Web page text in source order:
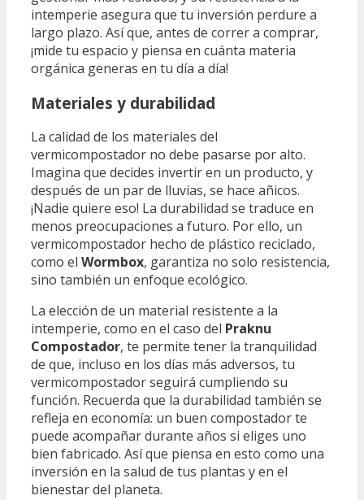
intemperie asegura que tu inversión perdure a
largo plazo. Así que, antes de correr a comprar,
¡mide tu espacio y piensa en cuánta materia
orgánica generas en tu día a día!
Materiales y durabilidad
La calidad de los materiales del
vermicompostador no debe pasarse por alto.
Imagina que decides invertir en un producto, y
después de un par de lluvias, se hace añicos.
¡Nadie quiere eso! La durabilidad se traduce en
menos preocupaciones a futuro. Por ello, un
vermicompostador hecho de plástico reciclado,
como el Wormbox, garantiza no solo resistencia,
sino también un enfoque ecológico.
La elección de un material resistente a la
intemperie, como en el caso del Praknu
Compostador, te permite tener la tranquilidad
de que, incluso en los días más adversos, tu
vermicompostador seguirá cumpliendo su
función. Recuerda que la durabilidad también se
refleja en economía: un buen compostador te
puede acompañar durante años si eliges uno
bien fabricado. Así que piensa en esto como una
inversión en la salud de tus plantas y en el
bienestar del planeta.